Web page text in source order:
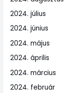
2024. július
2024. június
2024. május
2024. április
2024. március
2024. február